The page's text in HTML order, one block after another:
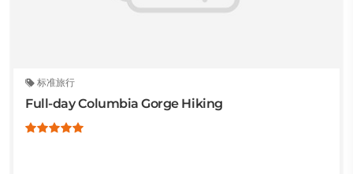
标准旅行
Full-day Columbia Gorge Hiking